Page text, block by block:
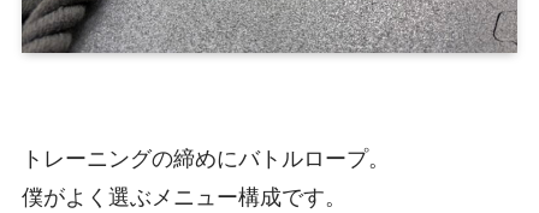
トレーニングの締めにバトルロープ。
僕がよく選ぶメニュー構成です。